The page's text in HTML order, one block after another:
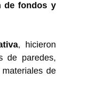
de fondos y
, hicieron
de paredes,
de